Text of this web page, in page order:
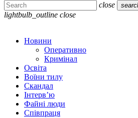
close
lightbulb_outline close
Новини
Оперативно
Кримінал
Освіта
Воїни тилу
Скандал
Інтерв’ю
Файні люди
Співпраця